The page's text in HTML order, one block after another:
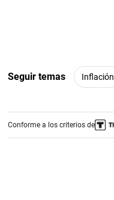
Seguir temas Inflación
Conforme a los criterios de